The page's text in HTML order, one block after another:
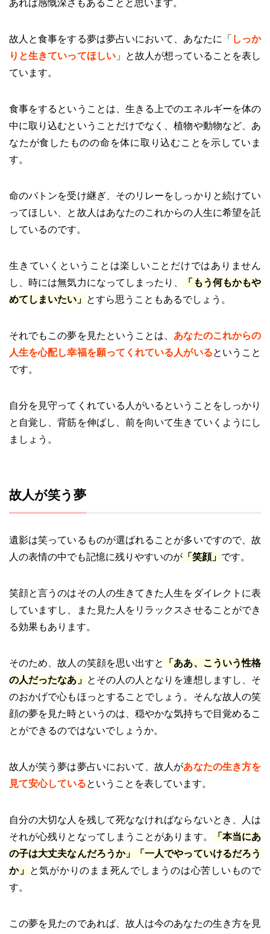
あれば感慨深さもあることと思います。
故人と食事をする夢は夢占いにおいて、あなたに「 しっか
りと生きていってほしい」と故人が想っていることを表し
ています。
食事をするということは、生きる上でのエネルギーを体の
中に取り込むということだけでなく、植物や動物など、あ
なたが食したものの命を体に取り込むことを示していま
す。
命のバトンを受け継ぎ、そのリレーをしっかりと続けてい
ってほしい、と故人はあなたのこれからの人生に希望を託
しているのです。
生きていくということは楽しいことだけではありません
し、時には無気力になってしまったり、
「もう何もかもや
めてしまいたい」 とすら思うこともあるでしょう。
それでもこの夢を見たということは、 あなたのこれからの
人生を心配し幸福を願ってくれている人がいるということ
です。
自分を見守ってくれている人がいるということをしっかり
と自覚し、背筋を伸ばし、前を向いて生きていくようにし
ましょう。
故人が笑う夢
遺影は笑っているものが選ばれることが多いですので、故
人の表情の中でも記憶に残りやすいのが 「笑顔」 です。
笑顔と言うのはその人の生きてきた人生をダイレクトに表
していますし、また見た人をリラックスさせることができ
る効果もあります。
そのため、故人の笑顔を思い出すと
「ああ、こういう性格
の人だったなあ」 とその人の人となりを連想しますし、そ
のおかげで心もほっとすることでしょう。そんな故人の笑
顔の夢を見た時というのは、穏やかな気持ちで目覚めるこ
とができるのではないでしょうか。
故人が笑う夢は夢占いにおいて、故人があなたの生き方を
見て安心しているということを表しています。
自分の大切な人を残して死ななければならないとき、人は
それが心残りとなってしまうことがあります。
「本当にあ
の子は大丈夫なんだろうか」「一人でやっていけるだろう
か」
と気がかりのまま死んでしまうのは心苦しいもので
す。
この夢を見たのであれば、故人は今のあなたの生き方を見